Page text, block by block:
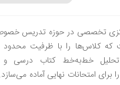
تخصصی در حوزه تدریس
که کلاس‌ها را با ظرفیت محدود
خط‌به‌خط کتاب درسی و
برای امتحانات نهایی آماده